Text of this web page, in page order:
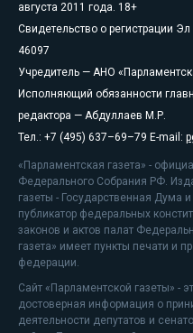
августа 2011 года. 18+
Свидетельство о регистрации
46097
Учредитель — АНО
Исполняющий обязанности
редактора — Абдуллаев М.Р.
Тел.: +7 (495) 637–69–79 E-mail:
«Парламентская газета» -
Федерального Собрания РФ.
газеты - Государственная
публикатор федеральных
законов и актов палат
газета» имеет пункты печати и
федерации.
Сайт «Парламентской газеты» -
достоверная информация о
деятельности депутатов и